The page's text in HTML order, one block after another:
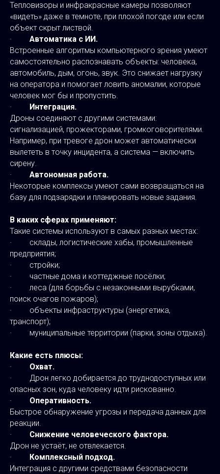
Тепловизоры и инфракрасные камеры позволяют
«видеть» даже в темноте, при плохой погоде или если
объект скрыт листвой.
· Автоматика с ИИ.
Встроенные алгоритмы компьютерного зрения умеют
самостоятельно распознавать объекты: человека,
автомобиль, дым, огонь, звук. Это снижает нагрузку
на оператора и помогает ловить аномалии, которые
человек мог бы и пропустить.
· Интеграция.
Дроны соединяют с другими системами:
сигнализацией, прожекторами, громкоговорителями.
Например, при тревоге дрон может автоматически
вылететь в точку инцидента, а система — включить
сирену.
· Автономная работа.
Некоторые комплексы умеют сами возвращаться на
базу для подзарядки и планировать новые задания.
В каких сферах применяют:
Такие системы используют в самых разных местах:
· склады, логистические хабы, промышленные
предприятия;
· стройки;
· частные дома и коттеджные посёлки;
· леса (для борьбы с незаконными вырубками,
поиск очагов пожаров);
· объекты инфраструктуры (энергетика,
транспорт);
· муниципальные территории (парки, зоны отдыха).
Какие есть плюсы:
· Охват.
· Дрон легко добирается до труднодоступных или
опасных зон, куда человеку идти рискованно.
· Оперативность.
Быстрое обнаружение угрозы и передача данных для
реакции.
· Снижение человеческого фактора.
Дрон не устаёт, не отвлекается.
· Комплексный подход.
Интеграция с другими средствами безопасности